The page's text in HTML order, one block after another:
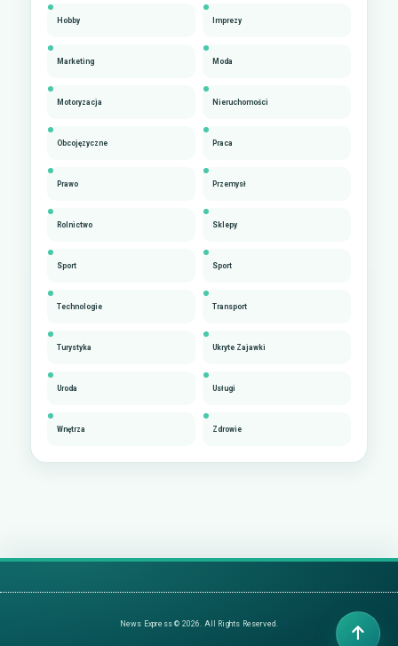
Hobby Imprezy
Marketing Moda
Motoryzacja Nieruchomości
Obcojęzyczne Praca
Prawo Przemysł
Rolnictwo Sklepy
Sport Sport
Technologie Transport
Turystyka Ukryte Zajawki
Uroda Usługi
Wnętrza Zdrowie
News Express © 2026. All Rights Reserved.